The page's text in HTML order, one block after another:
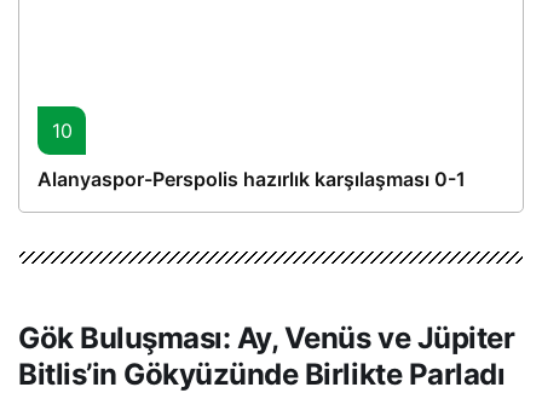
10
Alanyaspor-Perspolis hazırlık karşılaşması 0-1
Gök Buluşması: Ay, Venüs ve Jüpiter
Bitlis’in Gökyüzünde Birlikte Parladı